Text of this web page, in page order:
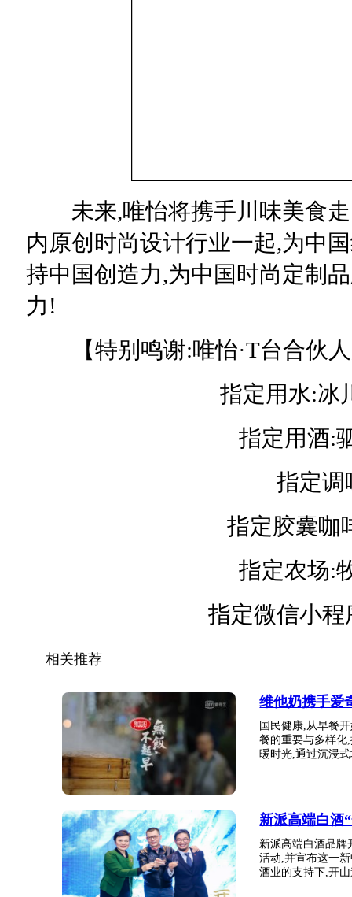
未来,唯怡将携手川味美食走
内原创时尚设计行业一起,为中
持中国创造力,为中国时尚定制
力!
【特别鸣谢:唯怡·T台合伙人
指定用水:冰
指定用酒:驷
指定调
指定胶囊咖啡
指定农场:牧
指定微信小程
相关推荐
维他奶携手爱
国民健康,从早餐
餐的重要与多样化
暖时光,通过沉浸
新派高端白酒
新派高端白酒品牌
活动,并宣布这一
酒业的支持下,开